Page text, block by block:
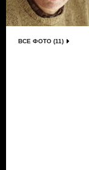
ВСЕ ФОТО (11)